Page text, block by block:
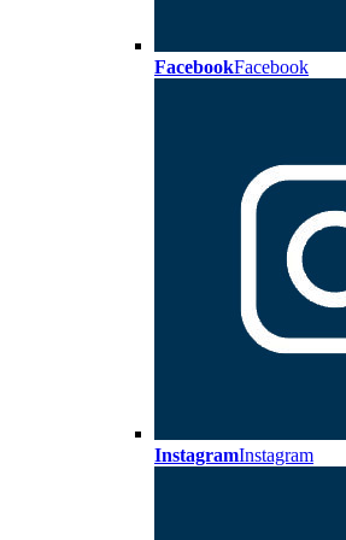
FacebookFacebook
InstagramInstagram